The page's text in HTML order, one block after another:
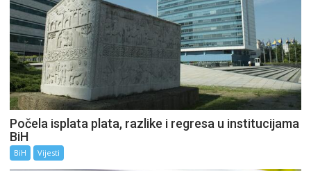
Počela isplata plata, razlike i regresa u institucijama
BiH
BiH Vijesti